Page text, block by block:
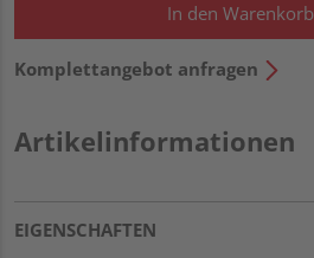
In den Warenkorb
Komplettangebot anfragen
Artikelinformationen
EIGENSCHAFTEN